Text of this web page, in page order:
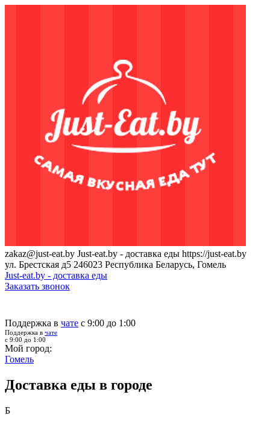
zakaz@just-eat.by Just-eat.by - доставка еды https://just-eat.by
ул. Брестская д5 246023 Республика Беларусь, Гомель
Just-eat.by - доставка еды
Заказать звонок
Поддержка в чате с 9:00 до 1:00
Поддержка в чате
с 9:00 до 1:00
Мой город:
Гомель
Доставка еды в городе
Б